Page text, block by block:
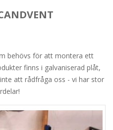
behövs för att montera ett
finns i galvaniserad plåt,
att rådfråga oss - vi har stor